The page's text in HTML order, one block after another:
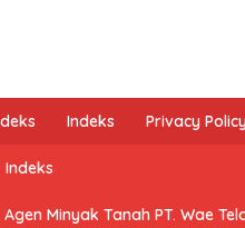
Indeks Privacy Policy
Indeks
Minyak Tanah PT. Wae